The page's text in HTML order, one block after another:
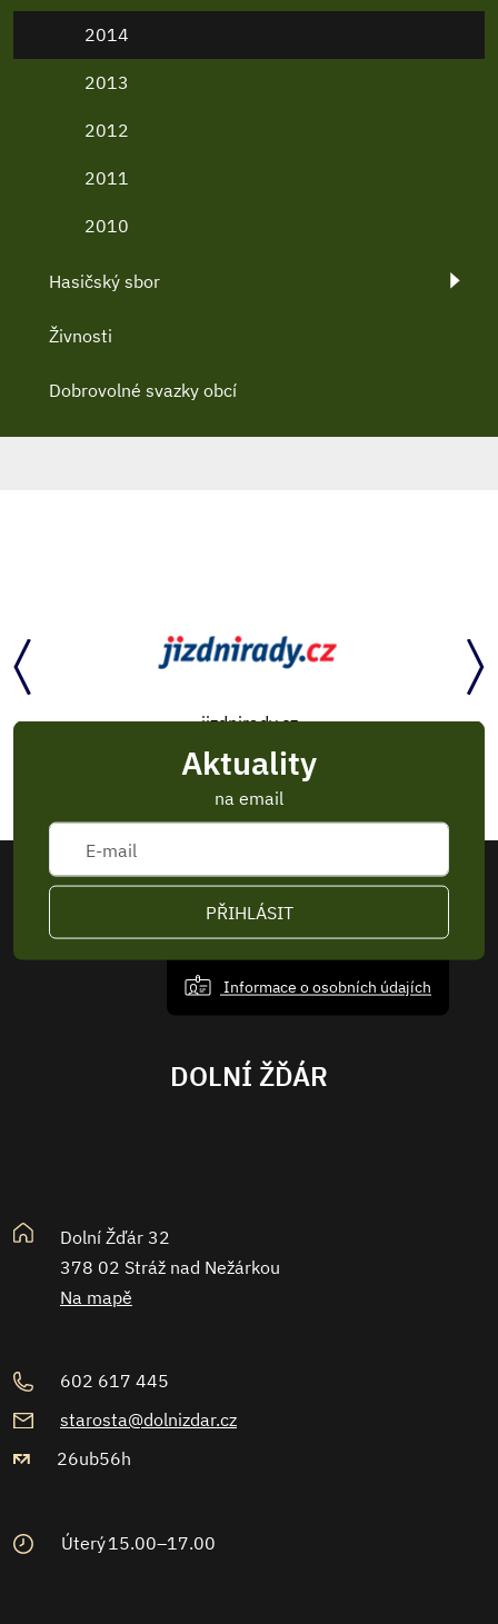
2014
2013
2012
2011
2010
Hasičský sbor
Živnosti
Dobrovolné svazky obcí
mbenzin.cz
Aktuality
na email
PŘIHLÁSIT
Informace o osobních údajích
DOLNÍ ŽĎÁR
Dolní Žďár 32
378 02 Stráž nad Nežárkou
Na mapě
602 617 445
starosta@dolnizdar.cz
26ub56h
Úterý15.00–17.00